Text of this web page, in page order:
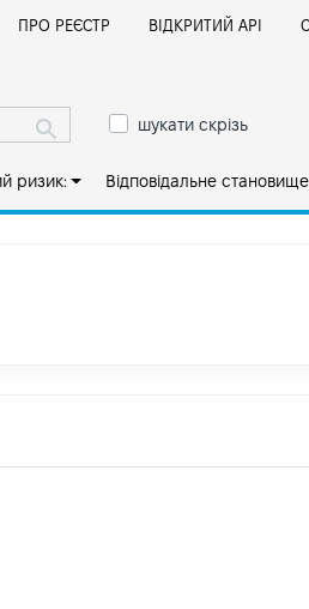
ПРО РЕЄСТР ВІДКРИТИЙ АРІ
шукати скрізь
ризик: Відповідальне